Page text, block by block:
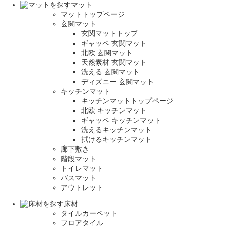
マット
マットトップページ
玄関マット
玄関マットトップ
ギャッベ 玄関マット
北欧 玄関マット
天然素材 玄関マット
洗える 玄関マット
ディズニー 玄関マット
キッチンマット
キッチンマットトップページ
北欧 キッチンマット
ギャッベ キッチンマット
洗えるキッチンマット
拭けるキッチンマット
廊下敷き
階段マット
トイレマット
バスマット
アウトレット
床材
タイルカーペット
フロアタイル